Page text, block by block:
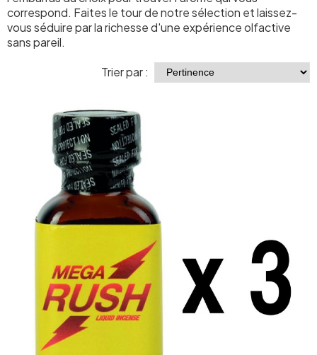
correspond. Faites le tour de notre sélection et laissez-
vous séduire par la richesse d'une expérience olfactive
sans pareil.
Trier par :